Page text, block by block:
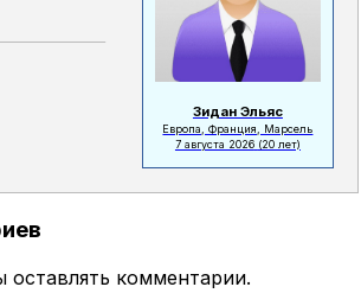
Зидан Эльяс
Европа, Франция, Марсель
7 августа 2026 (20 лет)
оставлять комментарии.